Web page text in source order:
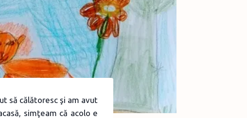
să călătoresc şi am avut
simţeam că acolo e